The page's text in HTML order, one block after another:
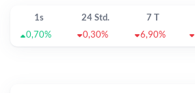
1s 24 Std. 7 T
0,70%
0,30% 6,90%